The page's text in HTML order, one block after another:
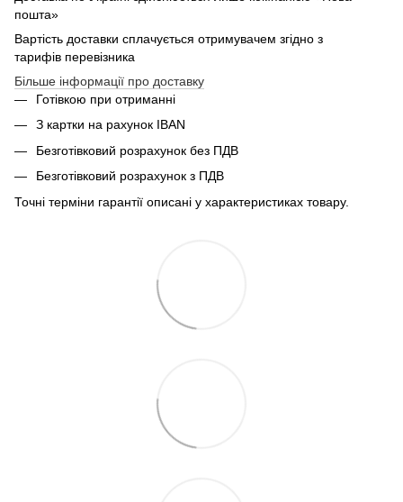
пошта»
Вартість доставки сплачується отримувачем згідно з
тарифів перевізника
Більше інформації про доставку
Готівкою при отриманні
З картки на рахунок IBAN
Безготівковий розрахунок без ПДВ
Безготівковий розрахунок з ПДВ
Точні терміни гарантії описані у характеристиках товару.